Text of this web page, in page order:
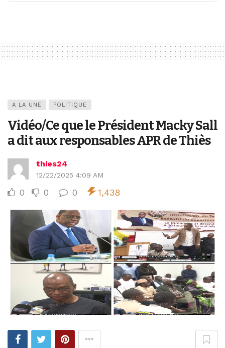
A LA UNE POLITIQUE
Vidéo/Ce que le Président Macky Sall
a dit aux responsables APR de Thiès
thies24
12/22/2025 4:09 AM
0 0 0 1,438